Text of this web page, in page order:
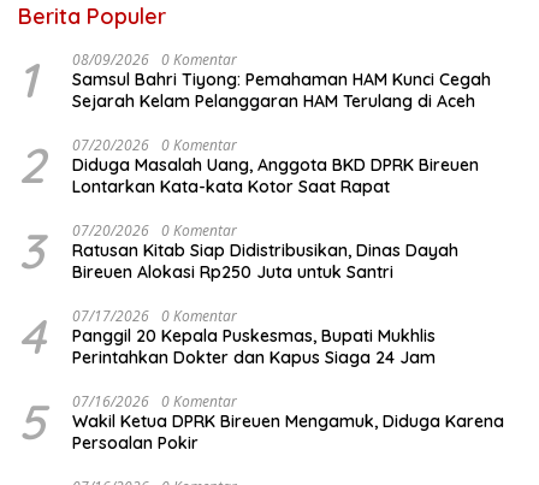
Berita Populer
1 08/09/2026 0 Komentar
Samsul Bahri Tiyong: Pemahaman HAM Kunci Cegah
Sejarah Kelam Pelanggaran HAM Terulang di Aceh
2 07/20/2026 0 Komentar
Diduga Masalah Uang, Anggota BKD DPRK Bireuen
Lontarkan Kata-kata Kotor Saat Rapat
3 07/20/2026 0 Komentar
Ratusan Kitab Siap Didistribusikan, Dinas Dayah
Bireuen Alokasi Rp250 Juta untuk Santri
4 07/17/2026 0 Komentar
Panggil 20 Kepala Puskesmas, Bupati Mukhlis
Perintahkan Dokter dan Kapus Siaga 24 Jam
5 07/16/2026 0 Komentar
Wakil Ketua DPRK Bireuen Mengamuk, Diduga Karena
Persoalan Pokir